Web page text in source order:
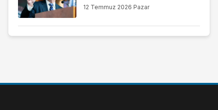
12 Temmuz 2026 Pazar